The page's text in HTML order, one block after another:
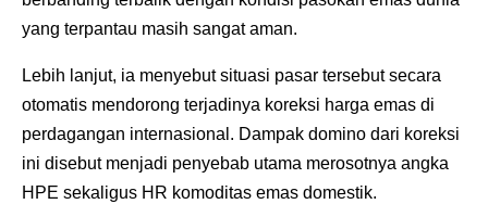
yang terpantau masih sangat aman.
Lebih lanjut, ia menyebut situasi pasar tersebut secara
otomatis mendorong terjadinya koreksi harga emas di
perdagangan internasional. Dampak domino dari koreksi
ini disebut menjadi penyebab utama merosotnya angka
HPE sekaligus HR komoditas emas domestik.